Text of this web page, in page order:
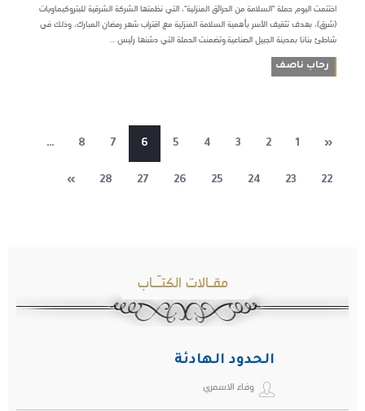
اختتمت اليوم حملة "السلامة من الحرائق المنزلية"، التي نظمتها الشركة الشرقية للبتروكيماويات
(شرق)، بهدف تثقيف الأسر بأهمية السلامة المنزلية مع اقتراب شهر رمضان المبارك، وذلك في
شاطئ بنانا بمدينة الجبيل الصناعية.وتضمنت الحملة التي دشنها رئيس ...
رحاب ناصف
«
1
2
3
4
5
6
7
8
…
22
23
24
25
26
27
28
»
مقـالات الكتـّـاب
الحدود الهادئة
وفاء الاسمري